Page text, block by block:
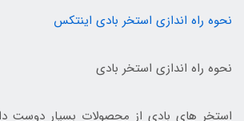
نحوه راه اندازی استخر بادی اینتکس
نحوه راه اندازی استخر بادی
استخر های بادی از محصولات بسیار دوست